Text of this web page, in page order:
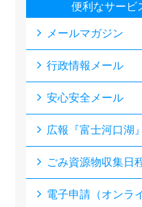
便利なサービ
メールマガジン
行政情報メール
安心安全メール
広報『富士河口湖』
ごみ資源物収集日
電子申請（オンラ